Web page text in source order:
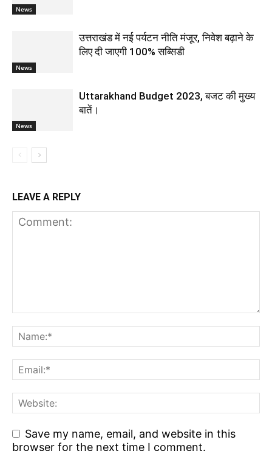
News
News
उत्तराखंड में नई पर्यटन नीति मंजूर, निवेश बढ़ाने के
लिए दी जाएगी 100% सब्सिडी
News
Uttarakhand Budget 2023, बजट की मुख्य
बातें।
LEAVE A REPLY
Save my name, email, and website in this
browser for the next time I comment.